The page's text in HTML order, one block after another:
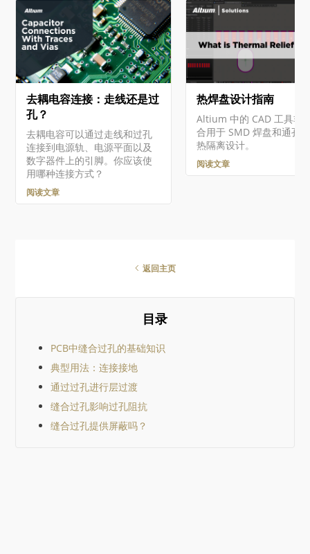
enabled in the Create
Project dialog when this
project was created. Note
that: If the…
referred to as the
Cursor-Snap System.
'Cursor-snap' is the
process…
去耦电容连接：走线还是过
孔？
去耦电容可以通过走线和过孔
连接到电源轨、电源平面以及
数字器件上的引脚。你应该使
用哪种连接方式？
阅读文章
热焊盘设计指南
Altium 中的 CAD 工具非
合用于 SMD 焊盘和通孔
热隔离设计。
阅读文章
返回主页
目录
PCB中缝合过孔的基础知识
典型用法：连接接地
通过过孔进行层过渡
缝合过孔影响过孔阻抗
缝合过孔提供屏蔽吗？